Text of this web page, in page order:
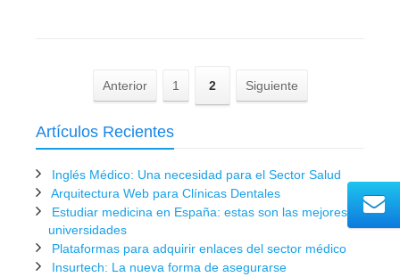
Anterior 1 2 Siguiente
Artículos Recientes
Inglés Médico: Una necesidad para el Sector Salud
Arquitectura Web para Clínicas Dentales
Estudiar medicina en España: estas son las mejores
universidades
Plataformas para adquirir enlaces del sector médico
Insurtech: La nueva forma de asegurarse